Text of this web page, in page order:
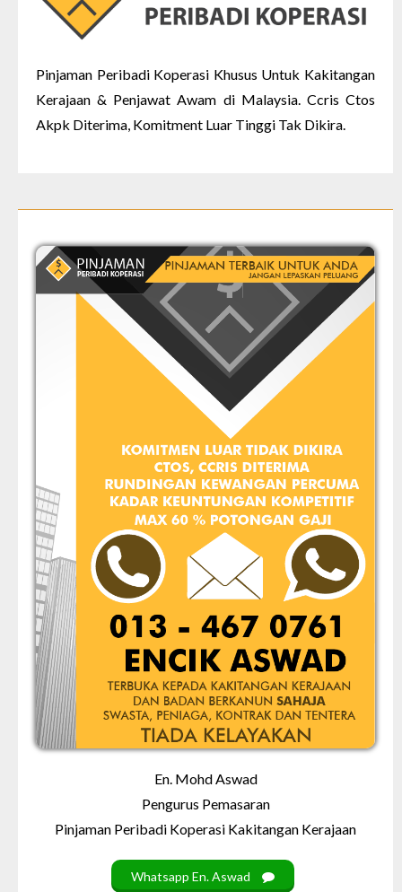
Pinjaman Peribadi Koperasi Khusus Untuk Kakitangan
Kerajaan & Penjawat Awam di Malaysia. Ccris Ctos
Akpk Diterima, Komitment Luar Tinggi Tak Dikira.
En. Mohd Aswad
Pengurus Pemasaran
Pinjaman Peribadi Koperasi Kakitangan Kerajaan
Whatsapp En. Aswad